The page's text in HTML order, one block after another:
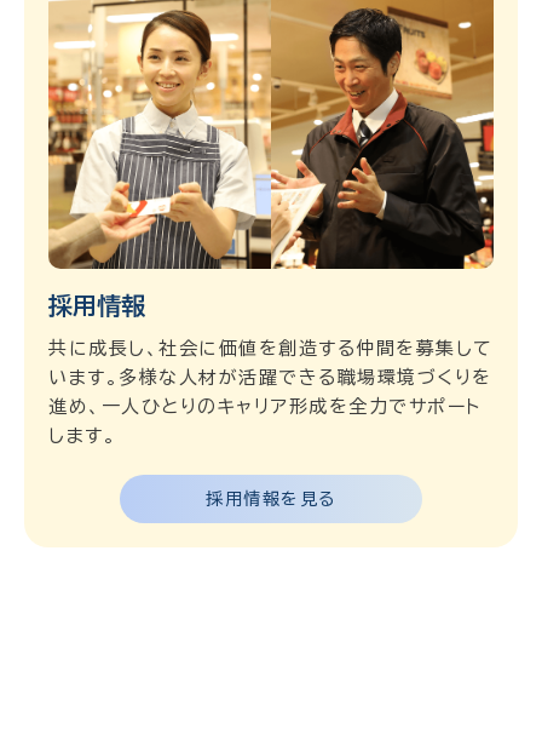
採用情報
共に成長し、社会に価値を創造する仲間を募集して
います。多様な人材が活躍できる職場環境づくりを
進め、一人ひとりのキャリア形成を全力でサポート
します。
採用情報を見る